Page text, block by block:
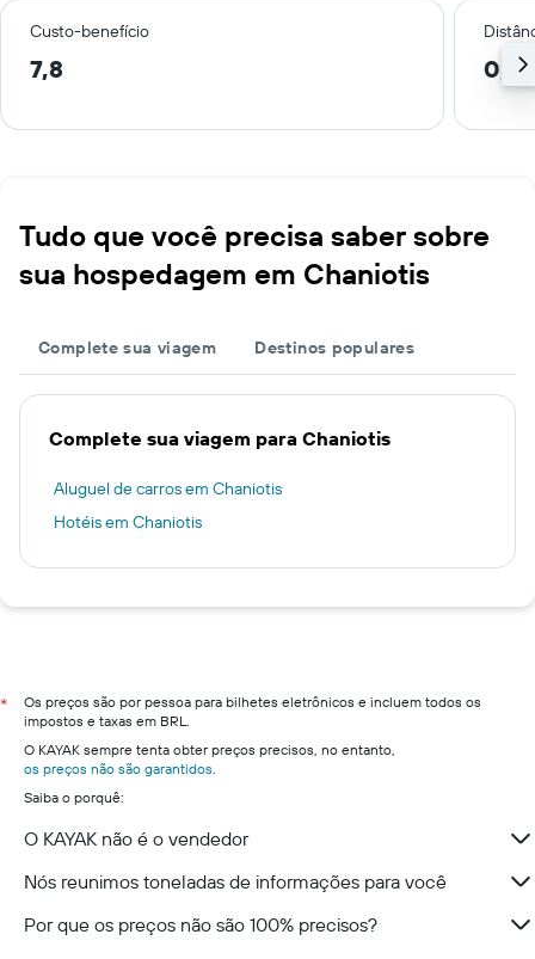
Custo-benefício
7,8 0,2
Tudo que você precisa saber sobre
sua hospedagem em Chaniotis
Complete sua viagem Destinos populares
Complete sua viagem para Chaniotis
Aluguel de carros em Chaniotis
Hotéis em Chaniotis
*
Os preços são por pessoa para bilhetes eletrônicos e incluem todos os
impostos e taxas em BRL.
O KAYAK sempre tenta obter preços precisos, no entanto,
os preços não são garantidos.
Saiba o porquê:
O KAYAK não é o vendedor
Nós reunimos toneladas de informações para você
Por que os preços não são 100% precisos?